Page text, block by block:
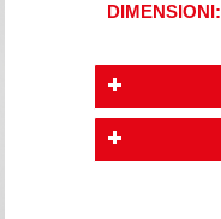
DIMENSIONI: